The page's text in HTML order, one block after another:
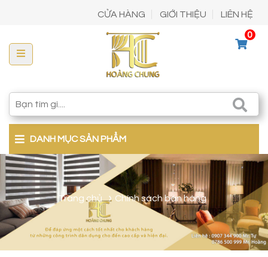
CỬA HÀNG GIỚI THIỆU LIÊN HỆ
0
DANH MỤC SẢN PHẨM
Trang chủ Chính sách bán hàng